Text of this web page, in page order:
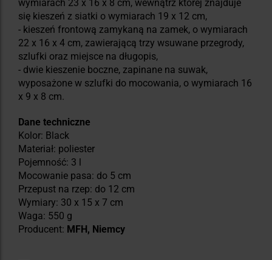
wymiarach 23 x 16 x 8 cm, wewnątrz której znajduje
się kieszeń z siatki o wymiarach 19 x 12 cm,
- kieszeń frontową zamykaną na zamek, o wymiarach
22 x 16 x 4 cm, zawierającą trzy wsuwane przegrody,
szlufki oraz miejsce na długopis,
- dwie kieszenie boczne, zapinane na suwak,
wyposażone w szlufki do mocowania, o wymiarach 16
x 9 x 8 cm.
Dane techniczne
Kolor: Black
Materiał: poliester
Pojemność: 3 l
Mocowanie pasa: do 5 cm
Przepust na rzep: do 12 cm
Wymiary: 30 x 15 x 7 cm
Waga: 550 g
Producent: MFH, Niemcy